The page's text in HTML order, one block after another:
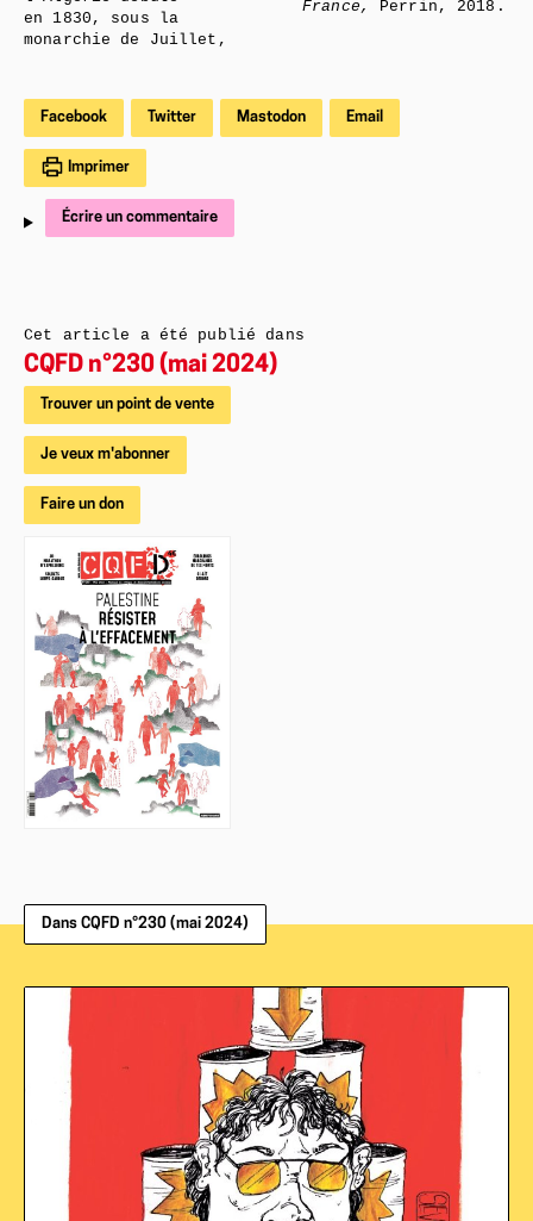
en 1830, sous la
monarchie de Juillet,
France, Perrin, 2018.
Facebook Twitter Mastodon Email
Imprimer
Écrire un commentaire
Cet article a été publié dans
CQFD n°230 (mai 2024)
Trouver un point de vente
Je veux m'abonner
Faire un don
Dans CQFD n°230 (mai 2024)